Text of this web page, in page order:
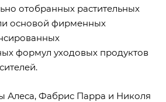
отобранных растительных
основой фирменных
формул уходовых продуктов
Алеса, Фабрис Парра и Николя